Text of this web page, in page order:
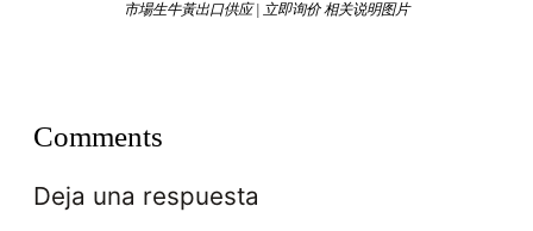
市場生牛黃出口供应 | 立即询价 相关说明图片
Comments
Deja una respuesta